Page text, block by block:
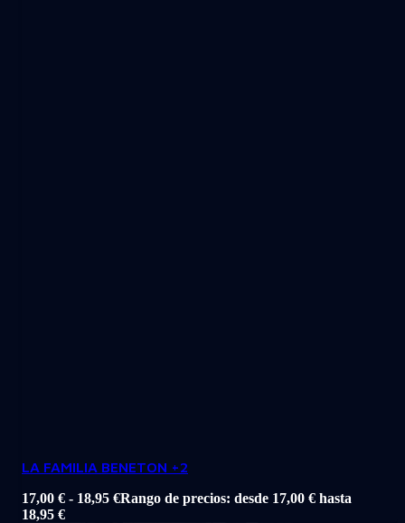
LA FAMILIA BENETON +2
17,00 € - 18,95 €Rango de precios: desde 17,00 € hasta
18,95 €